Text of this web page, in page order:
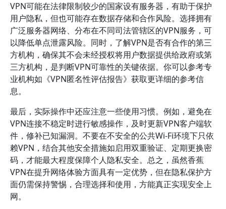
VPN可能在法律限制较少的国家设有服务器，有助于保护
用户隐私，但也可能存在数据存储和合作风险。选择拥有
广泛服务器网络、分布在不同司法管辖区的VPN服务，可
以降低单点泄露风险。同时，了解VPN是否有合作的第三
方机构，确保其不会未经授权将用户数据提供给政府或第
三方机构，是判断VPN可靠性的关键依据。你可以参考专
业机构如《VPN匿名性评估报告》获取更详细的参考信
息。
最后，实际操作中还应注意一些使用习惯。例如，避免在
VPN连接不稳定时进行敏感操作，及时更新VPN客户端软
件，修补已知漏洞。不要在不安全的公共Wi-Fi环境下只依
赖VPN，结合其他安全措施如启用双重验证、定期更换密
码，才能最大程度保障个人隐私安全。总之，虽然香蕉
VPN在提升网络体验方面具有一定优势，但在隐私保护方
面仍需保持警惕，合理选择和使用，方能真正实现安全上
网。